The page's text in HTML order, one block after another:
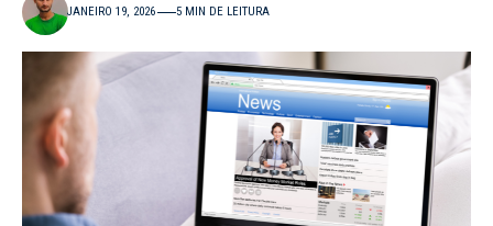
JANEIRO 19, 2026 5 MIN DE LEITURA